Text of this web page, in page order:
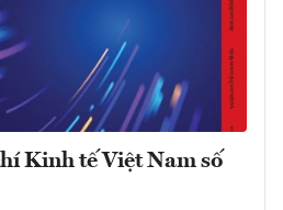
Kinh tế Việt Nam số